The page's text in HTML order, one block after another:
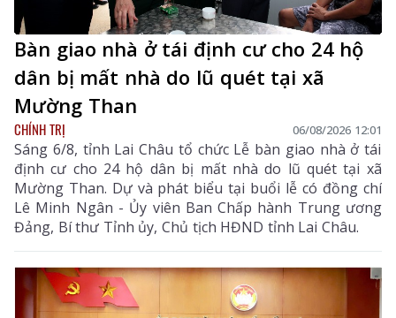
Bàn giao nhà ở tái định cư cho 24 hộ
dân bị mất nhà do lũ quét tại xã
Mường Than
CHÍNH TRỊ 06/08/2026 12:01
Sáng 6/8, tỉnh Lai Châu tổ chức Lễ bàn giao nhà ở tái
định cư cho 24 hộ dân bị mất nhà do lũ quét tại xã
Mường Than. Dự và phát biểu tại buổi lễ có đồng chí
Lê Minh Ngân - Ủy viên Ban Chấp hành Trung ương
Đảng, Bí thư Tỉnh ủy, Chủ tịch HĐND tỉnh Lai Châu.